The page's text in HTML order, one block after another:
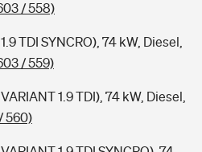
/ 558)
TDI SYNCRO), 74 kW, Diesel,
/ 559)
1.9 TDI), 74 kW, Diesel,
560)